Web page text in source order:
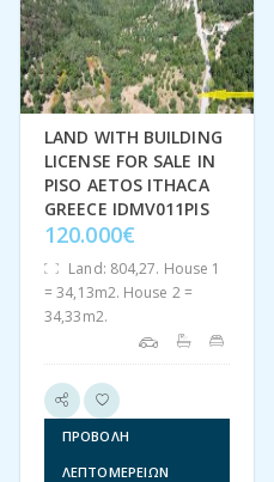
LAND WITH BUILDING
LICENSE FOR SALE IN
PISO AETOS ITHACA
GREECE IDMV011PIS
120.000€
Land: 804,27. House 1
= 34,13m2. House 2 =
34,33m2.
ΠΡΟΒΟΛΉ
ΛΕΠΤΟΜΕΡΕΙΏΝ